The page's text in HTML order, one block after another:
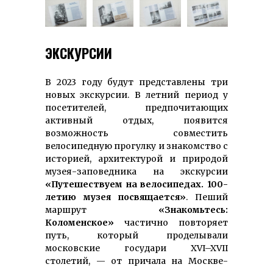
ЭКСКУРСИИ
В 2023 году будут представлены три
новых экскурсии. В летний период у
посетителей, предпочитающих
активный отдых, появится
возможность совместить
велосипедную прогулку и знакомство с
историей, архитектурой и природой
музея-заповедника на экскурсии
«Путешествуем на велосипедах. 100-
летию музея посвящается». Пеший
маршрут «Знакомьтесь:
Коломенское» частично повторяет
путь, который проделывали
московские государи XVI–XVII
столетий, — от причала на Москве-